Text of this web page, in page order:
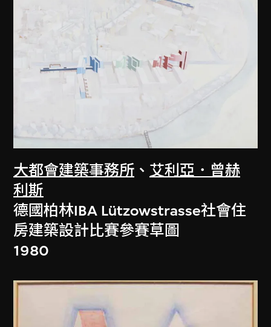
大都會建築事務所 、 艾利亞．曾赫
利斯
德國柏林IBA Lützowstrasse社會住
房建築設計比賽參賽草圖
1980